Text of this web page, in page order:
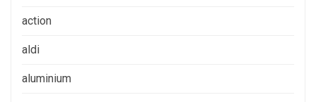
action
aldi
aluminium